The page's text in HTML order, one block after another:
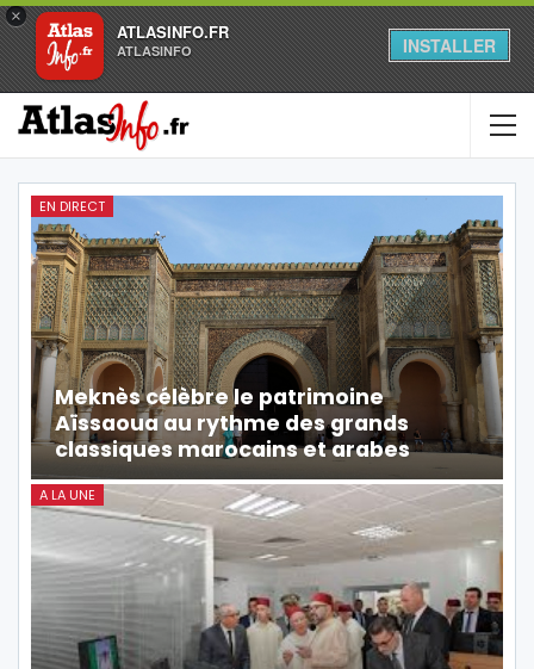
×
ATLASINFO.FR
ATLASINFO INSTALLER
EN DIRECT
Meknès célèbre le patrimoine
Aïssaoua au rythme des grands
classiques marocains et arabes
A LA UNE